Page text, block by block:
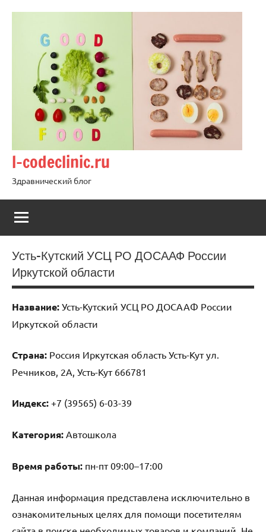
содержимому
l-codeclinic.ru
Здравнический блог
Усть-Кутский УСЦ РО ДОСААФ России
Иркутской области
Название: Усть-Кутский УСЦ РО ДОСААФ России
Иркутской области
Страна: Россия Иркутская область Усть-Кут ул.
Речников, 2А, Усть-Кут 666781
Индекс: +7 (39565) 6-03-39
Категория: Автошкола
Время работы: пн-пт 09:00–17:00
Данная информация представлена исключительно в
ознакомительных целях для помощи посетителям